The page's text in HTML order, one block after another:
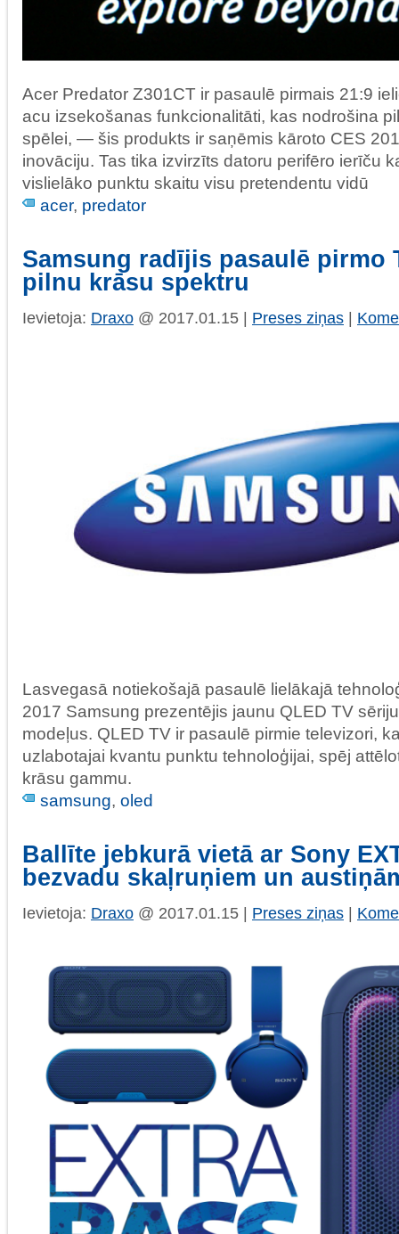
Acer Predator Z301CT ir pasaulē pirmais 21:9
acu izsekošanas funkcionalitāti, kas nodrošina
spēlei, — šis produkts ir saņēmis kāroto CES
inovāciju. Tas tika izvirzīts datoru perifēro ierīču
vislielāko punktu skaitu visu pretendentu vidū
acer, predator
Samsung radījis pasaulē pirmo
pilnu krāsu spektru
Ievietoja: Draxo @ 2017.01.15 | Preses ziņas
Lasvegasā notiekošajā pasaulē lielākajā
2017 Samsung prezentējis jaunu QLED TV
modeļus. QLED TV ir pasaulē pirmie televizori,
uzlabotajai kvantu punktu tehnoloģijai, spēj
krāsu gammu.
samsung, oled
Ballīte jebkurā vietā ar Sony
bezvadu skaļruņiem un
Ievietoja: Draxo @ 2017.01.15 | Preses ziņas